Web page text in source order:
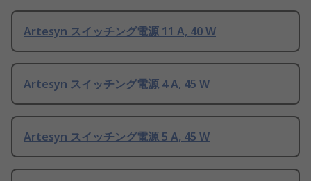
Artesyn スイッチング電源 11 A, 40 W
Artesyn スイッチング電源 4 A, 45 W
Artesyn スイッチング電源 5 A, 45 W